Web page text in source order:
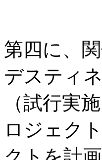
第四に、
デスティ
（試行実
ロジェク